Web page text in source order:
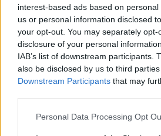
interest-based ads based on
us or personal information disclosed
your opt-out. You may separately
disclosure of your personal
IAB’s list of downstream participants.
also be disclosed by us to third
Downstream Participants that may
Personal Data Processing Opt
Παγκόσμια αύξηση του
καρκίνου: Τα νέα περιστατικά
αναμένεται να φτάσουν τα 34